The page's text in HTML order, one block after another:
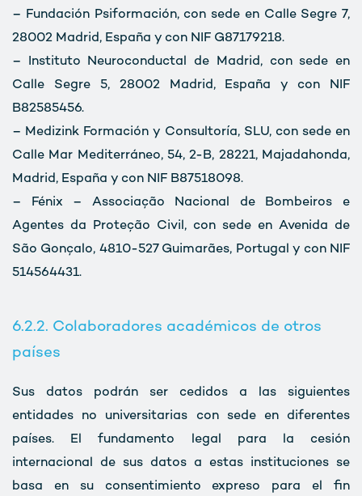
– Fundación Psiformación, con sede en Calle Segre 7,
28002 Madrid, España y con NIF G87179218.
– Instituto Neuroconductal de Madrid, con sede en
Calle Segre 5, 28002 Madrid, España y con NIF
B82585456.
– Medizink Formación y Consultoría, SLU, con sede en
Calle Mar Mediterráneo, 54, 2-B, 28221, Majadahonda,
Madrid, España y con NIF B87518098.
– Fénix – Associação Nacional de Bombeiros e
Agentes da Proteção Civil, con sede en Avenida de
São Gonçalo, 4810-527 Guimarães, Portugal y con NIF
514564431.
6.2.2. Colaboradores académicos de otros
países
Sus datos podrán ser cedidos a las siguientes
entidades no universitarias con sede en diferentes
países. El fundamento legal para la cesión
internacional de sus datos a estas instituciones se
basa en su consentimiento expreso para el fin